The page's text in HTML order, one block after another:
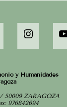
y Humanidades
50009 ZARAGOZA
976842694